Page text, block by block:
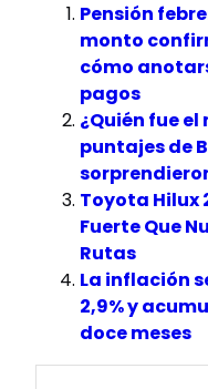
Pensión
monto
cómo
pagos
¿Quién fue el
puntajes de
Toyota Hilux
Fuerte Que
Rutas
La inflación
2,9% y
doce meses